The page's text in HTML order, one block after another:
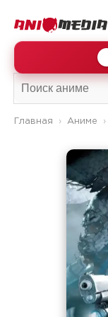
Главная Аниме